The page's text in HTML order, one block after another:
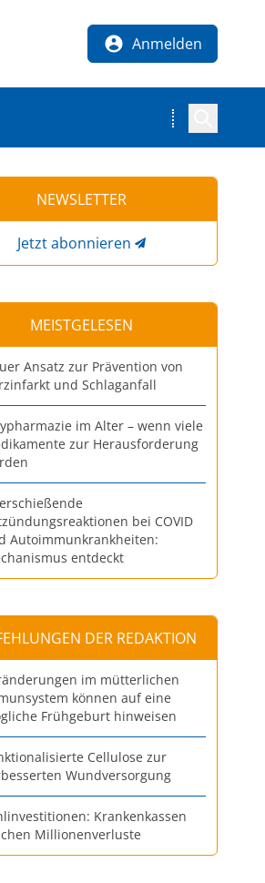
Anmelden
NEWSLETTER
Jetzt abonnieren
MEISTGELESEN
Ansatz zur Prävention von
und Schlaganfall
im Alter – wenn viele
zur Herausforderung
bei COVID
Autoimmunkrankheiten:
entdeckt
DER REDAKTION
im mütterlichen
können auf eine
Frühgeburt hinweisen
Cellulose zur
Wundversorgung
Krankenkassen
Millionenverluste